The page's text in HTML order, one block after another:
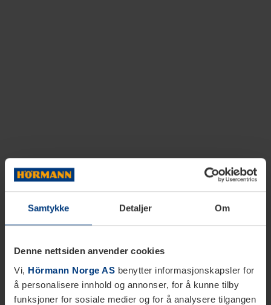
Samtykke Detaljer Om
Denne nettsiden anvender cookies
Vi, Hörmann Norge AS benytter informasjonskapsler for
å personalisere innhold og annonser, for å kunne tilby
funksjoner for sosiale medier og for å analysere tilgangen